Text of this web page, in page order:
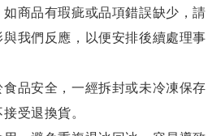
如商品有瑕疵或品項錯誤缺少，請
我們反應，以便安排後續處理事
食品安全，一經拆封或未冷凍保存
受退換貨。